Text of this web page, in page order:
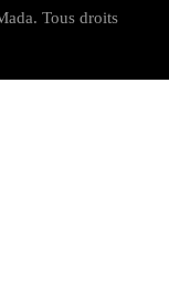
Tous droits